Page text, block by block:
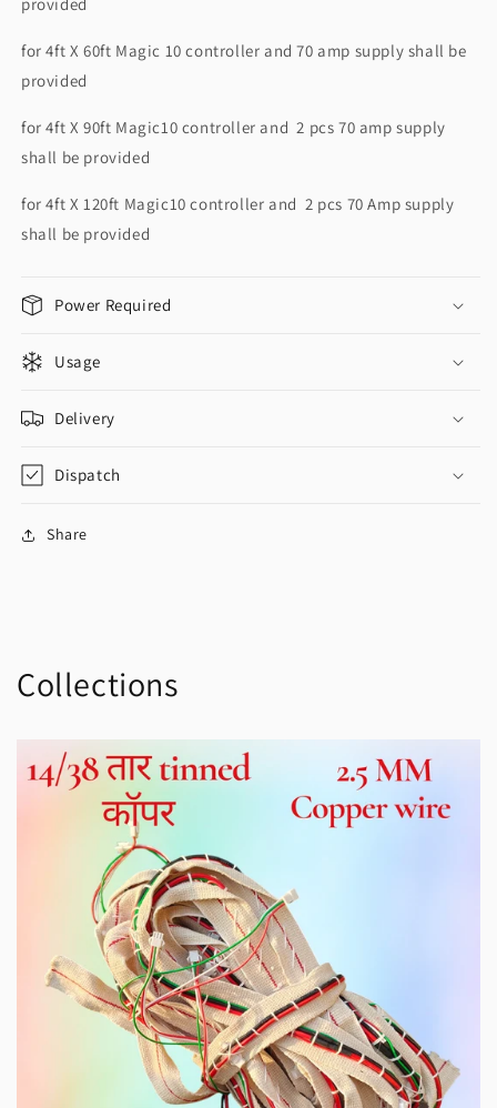
provided
for 4ft X 60ft Magic 10 controller and 70 amp supply shall be
provided
for 4ft X 90ft Magic10 controller and 2 pcs 70 amp supply
shall be provided
for 4ft X 120ft Magic10 controller and 2 pcs 70 Amp supply
shall be provided
Power Required
Usage
Delivery
Dispatch
Share
Collections